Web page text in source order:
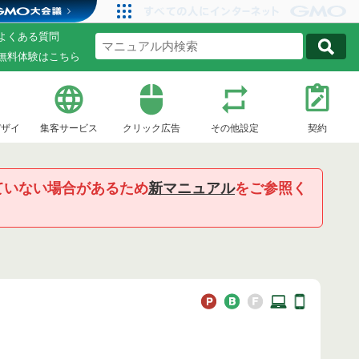
くある質問
料体験はこちら
イ 集客サービス クリック広告 その他設定 契約
ない場合があるため新マニュアルをご参照く